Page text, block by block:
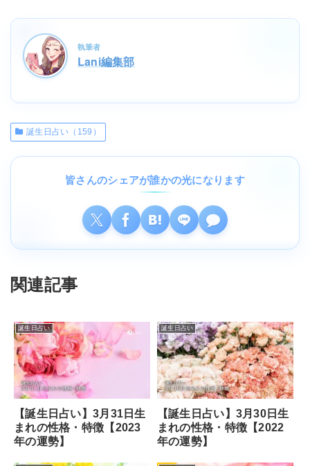
執筆者
Lani編集部
誕生日占い（159）
皆さんのシェアが誰かの光になります
関連記事
誕生日占い
【誕生日占い】3月31日生
まれの性格・特徴【2023
年の運勢】
誕生日占い
【誕生日占い】3月30日生
まれの性格・特徴【2022
年の運勢】